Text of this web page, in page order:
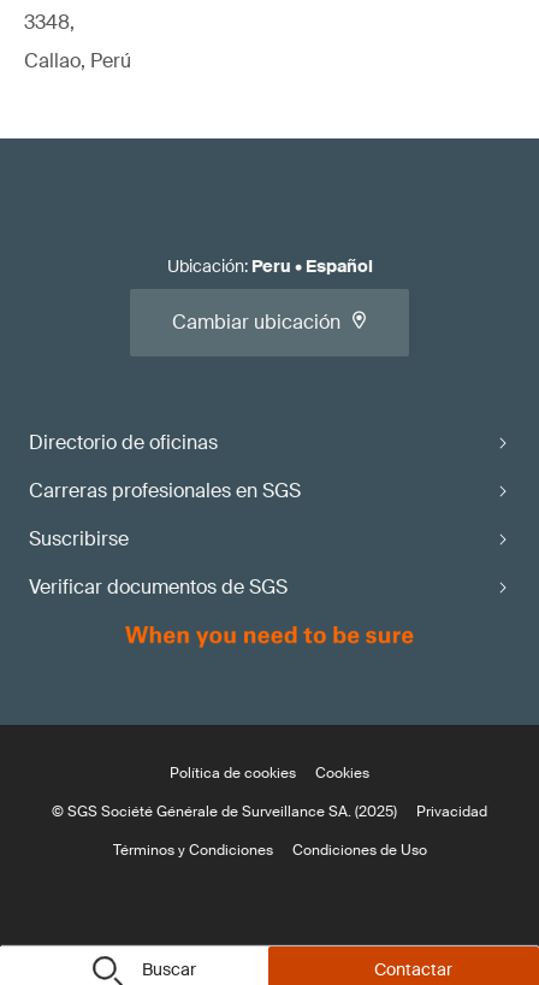
Buscar Contactar
3348,
Callao, Perú
Directorio de oficinas
Carreras profesionales en SGS
Suscribirse
Verificar documentos de SGS
Ubicación: Peru • Español
Cambiar ubicación
Política de cookies
Cookies
© SGS Société Générale de Surveillance SA. (2025)
Privacidad
Términos y Condiciones
Condiciones de Uso